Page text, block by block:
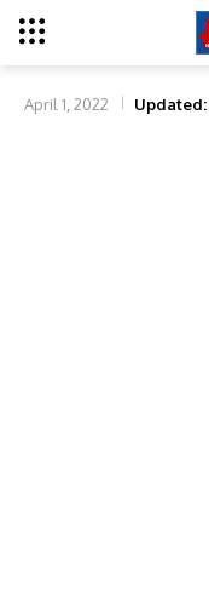
April 1, 2022 Updated: